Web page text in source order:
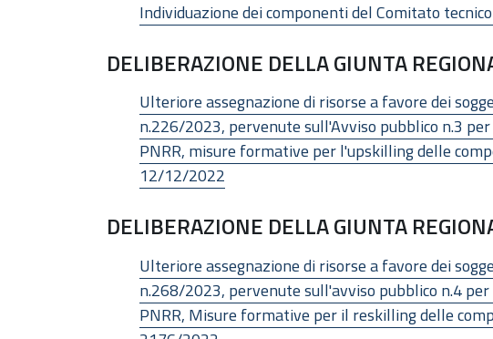
Individuazione dei componenti del Comitato
DELIBERAZIONE DELLA GIUNTA
Ulteriore assegnazione di risorse a favore dei
n.226/2023, pervenute sull'Avviso pubblico n.3
PNRR, misure formative per l'upskilling delle
12/12/2022
DELIBERAZIONE DELLA GIUNTA
Ulteriore assegnazione di risorse a favore dei
n.268/2023, pervenute sull'avviso pubblico n.4
PNRR, Misure formative per il reskilling delle